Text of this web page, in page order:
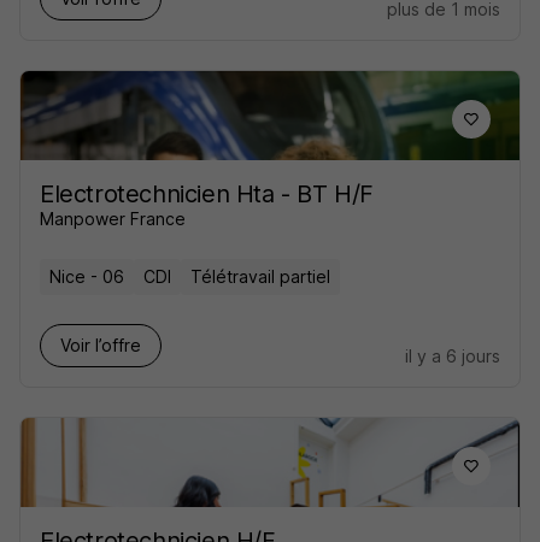
plus de 1 mois
Electrotechnicien Hta - BT H/F
Manpower France
Nice - 06 CDI Télétravail partiel
Voir l’offre
il y a 6 jours